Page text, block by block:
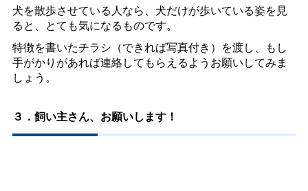
犬を散歩させている人なら、犬だけが歩いている姿を見
ると、とても気になるものです。
特徴を書いたチラシ（できれば写真付き）を渡し、もし
手がかりがあれば連絡してもらえるようお願いしてみま
しょう。
３．飼い主さん、お願いします！